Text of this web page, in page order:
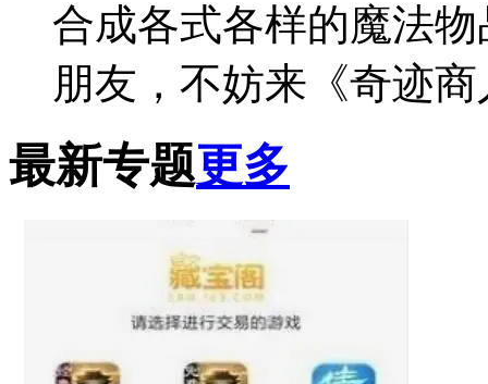
合成各式各样的魔法
朋友，不妨来《奇迹
最新专题更多